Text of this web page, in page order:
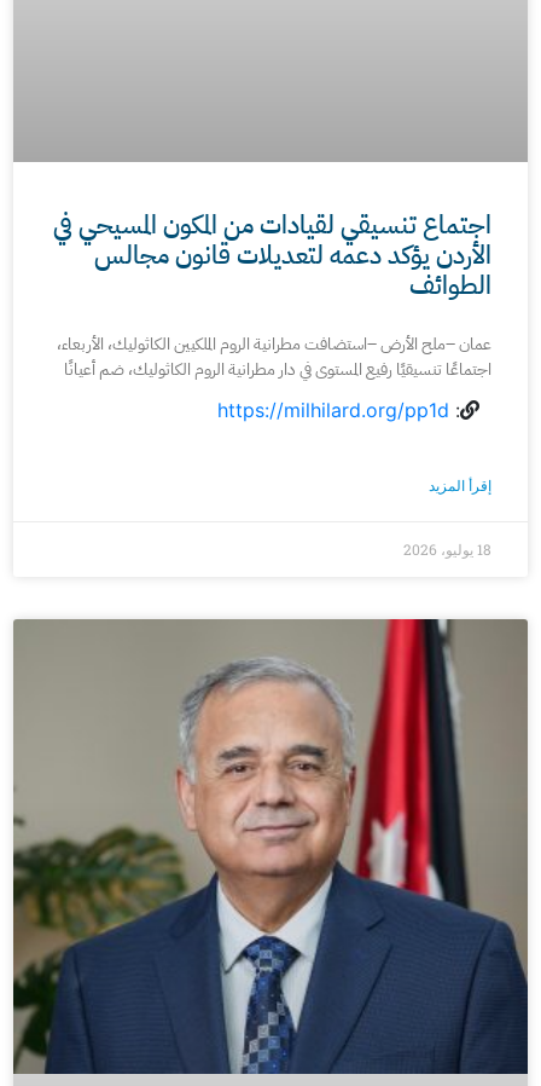
اجتماع تنسيقي لقيادات من المكون المسيحي في
الأردن يؤكد دعمه لتعديلات قانون مجالس
الطوائف
عمان –ملح الأرض –استضافت مطرانية الروم الملكيين الكاثوليك، الأربعاء،
اجتماعًا تنسيقيًا رفيع المستوى في دار مطرانية الروم الكاثوليك، ضم أعيانًا
:
https://milhilard.org/pp1d
إقرأ المزيد
18 يوليو، 2026